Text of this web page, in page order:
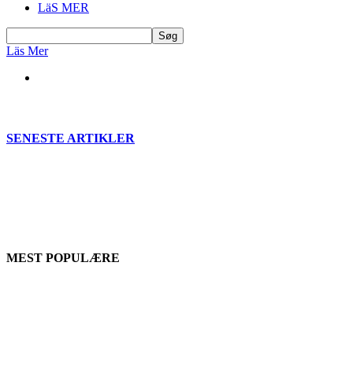
LäS MER
Läs Mer
SENESTE ARTIKLER
MEST POPULÆRE